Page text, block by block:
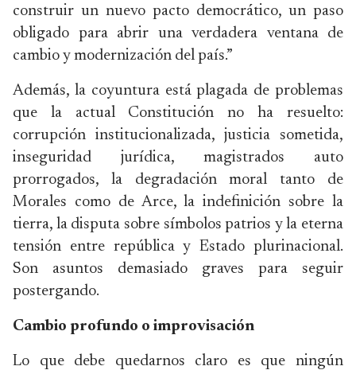
construir un nuevo pacto democrático, un paso
obligado para abrir una verdadera ventana de
cambio y modernización del país.”
Además, la coyuntura está plagada de problemas
que la actual Constitución no ha resuelto:
corrupción institucionalizada, justicia sometida,
inseguridad jurídica, magistrados auto
prorrogados, la degradación moral tanto de
Morales como de Arce, la indefinición sobre la
tierra, la disputa sobre símbolos patrios y la eterna
tensión entre república y Estado plurinacional.
Son asuntos demasiado graves para seguir
postergando.
Cambio profundo o improvisación
Lo que debe quedarnos claro es que ningún